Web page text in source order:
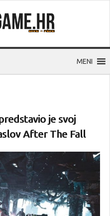
MENI
je svoj
After The Fall